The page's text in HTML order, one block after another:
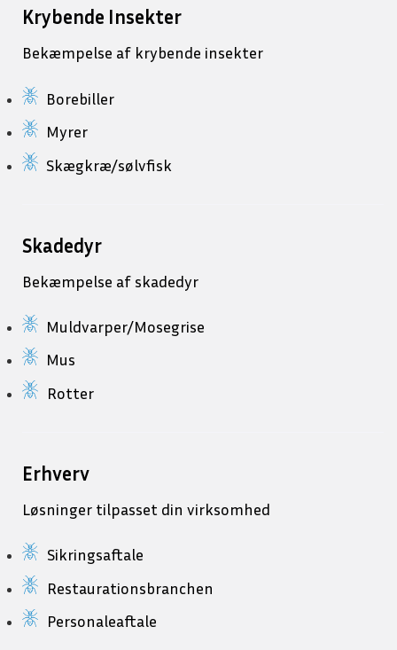
Krybende Insekter
Bekæmpelse af krybende insekter
Borebiller
Myrer
Skægkræ/sølvfisk
Skadedyr
Bekæmpelse af skadedyr
Muldvarper/Mosegrise
Mus
Rotter
Erhverv
Løsninger tilpasset din virksomhed
Sikringsaftale
Restaurationsbranchen
Personaleaftale